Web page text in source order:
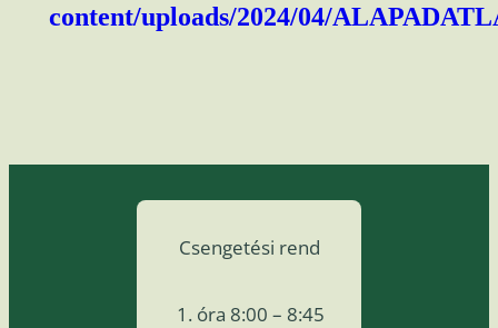
content/uploads/2024/04/
Csengetési rend
óra 8:00 – 8:45